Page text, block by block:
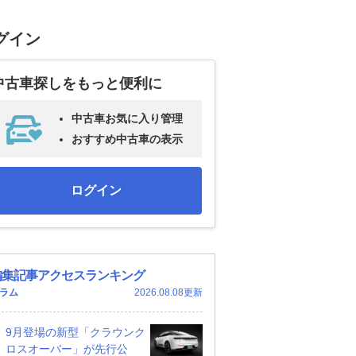
イン
古車探しをもっと便利に
中古車お気に入り管理
おすすめ中古車の表示
ログイン
記事アクセスランキング
ム 2026.08.08更新
9月登場の新型「クラウンク
ロスオーバー」が先行公